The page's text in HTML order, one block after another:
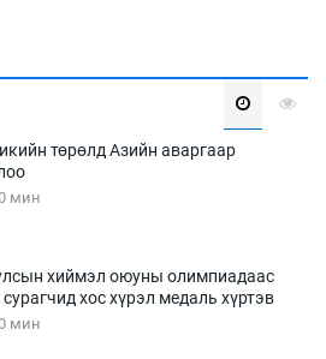
төрөлд Азийн аваргаар
мин
хиймэл оюуны олимпиадаас
хос хүрэл медаль хүртэв
мин